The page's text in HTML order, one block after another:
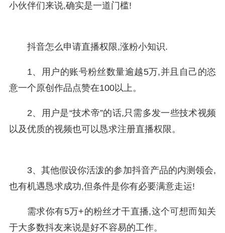
小伙伴们来说,确实是一道门槛!
抖音怎么申请直播权限,涨粉小知识.
1、用户的账号粉丝数量逾越5万,并且自己的恣
意一个原创作品点赞在100以上。
2、用户是“技术帝”的话,只需多发一些技术视频
以及优质的视频也可以恳求注册直播权限。
3、其他假设你活泼的参加抖音产品的内测领会,
也有机遇恳求成功,但条件是你有必要满意走运!
需求你有5万+的粉丝才干直播,这个可想而知关
于大多数抖友来说是好不容易的工作。